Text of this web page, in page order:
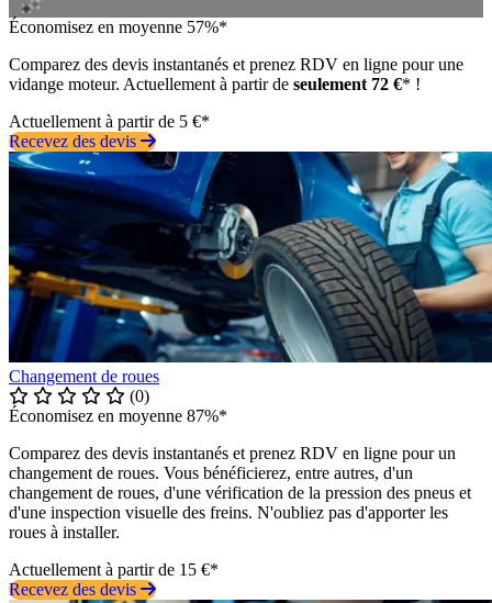
Économisez en moyenne 57%*
Comparez des devis instantanés et prenez RDV en ligne pour une
vidange moteur. Actuellement à partir de seulement 72 €* !
Actuellement à partir de 5 €*
Recevez des devis
Changement de roues
(0)
Économisez en moyenne 87%*
Comparez des devis instantanés et prenez RDV en ligne pour un
changement de roues. Vous bénéficierez, entre autres, d'un
changement de roues, d'une vérification de la pression des pneus et
d'une inspection visuelle des freins. N'oubliez pas d'apporter les
roues à installer.
Actuellement à partir de 15 €*
Recevez des devis